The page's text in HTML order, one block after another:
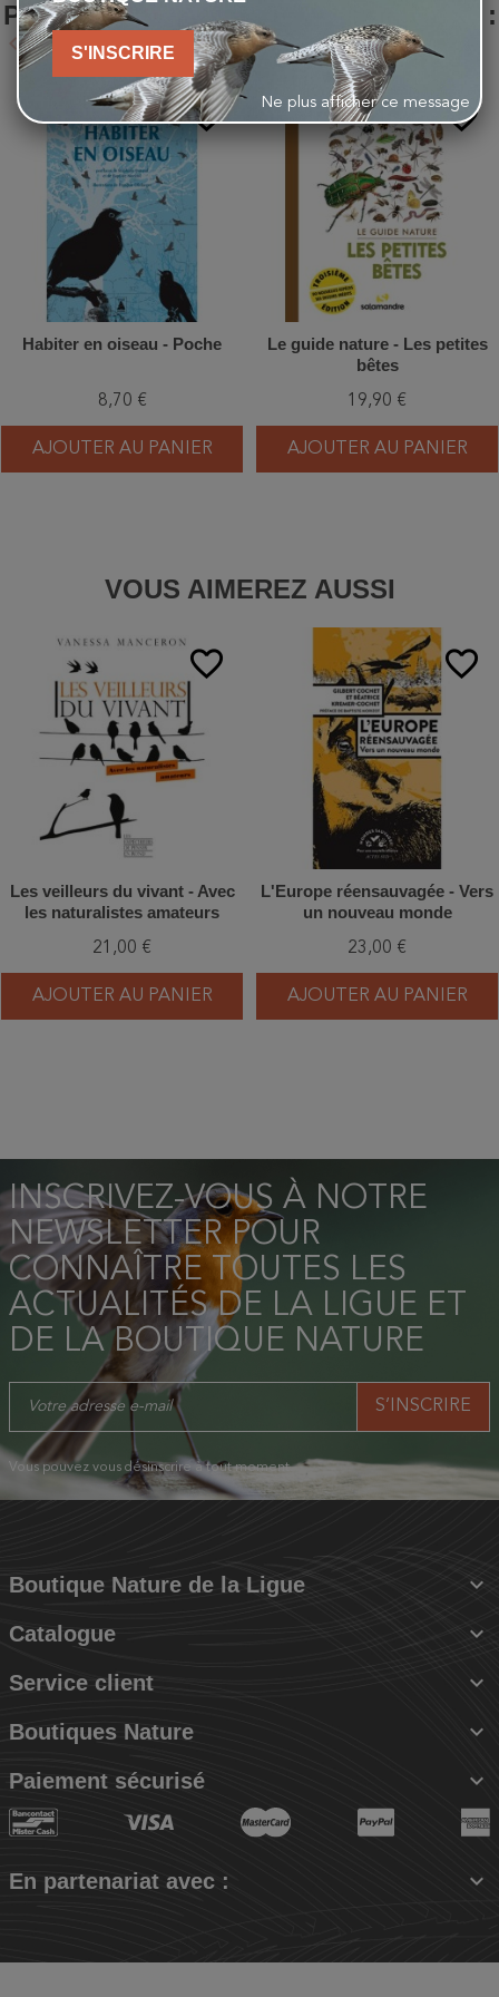
PRODUIT ONT ÉGALEMENT ACHETÉ :
Précédent
keyboard_arrow_left Suivant
keyboard_arrow_right
favorite_border
Habiter en oiseau - Poche
8,70 €
AJOUTER AU PANIER
favorite_border
Le guide nature - Les petites
bêtes
19,90 €
AJOUTER AU PANIER
VOUS AIMEREZ AUSSI
favorite_border
Les veilleurs du vivant - Avec
les naturalistes amateurs
21,00 €
AJOUTER AU PANIER
favorite_border
L'Europe réensauvagée - Vers
un nouveau monde
23,00 €
AJOUTER AU PANIER
INSCRIVEZ-VOUS À NOTRE
NEWSLETTER POUR
CONNAÎTRE TOUTES LES
ACTUALITÉS DE LA LIGUE ET
DE LA BOUTIQUE NATURE
Vous pouvez vous désinscrire à tout moment.
Boutique Nature de la Ligue 
Catalogue 
Service client 
Boutiques Nature 
Paiement sécurisé 
En partenariat avec : 
S'INSCRIRE
Ne plus afficher ce message